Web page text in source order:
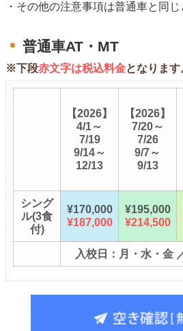
その他の注意事項は普通車と同じ
普通車AT・MT
※下段赤文字は税込料金となります
【2026】
4/1～
7/19
9/14～
12/13
【2026】
7/20～
7/26
9/7～
9/13
シング
ル(3食
付)
¥170,000
¥187,000
¥195,000
¥214,500
入校日：月・水・金